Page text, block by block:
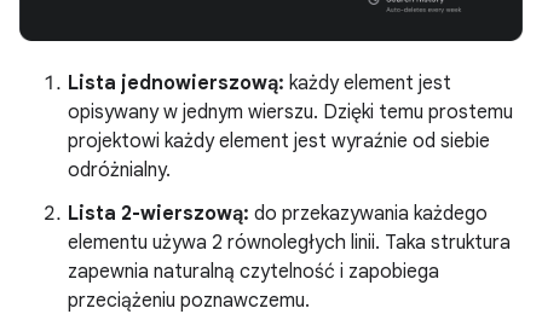
Lista jednowierszową: każdy element jest
opisywany w jednym wierszu. Dzięki temu prostemu
projektowi każdy element jest wyraźnie od siebie
odróżnialny.
Lista 2-wierszową: do przekazywania każdego
elementu używa 2 równoległych linii. Taka struktura
zapewnia naturalną czytelność i zapobiega
przeciążeniu poznawczemu.